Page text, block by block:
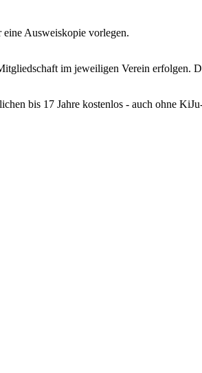
Ausweiskopie vorlegen.
im jeweiligen Verein
bis 17 Jahre kostenlos - auch ohne